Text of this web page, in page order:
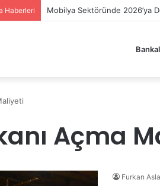
Haberleri Mobilya Sektöründe 2026’ya
Açma
Furkan